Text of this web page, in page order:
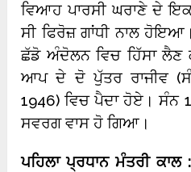
ਵਿਆਹ ਪਾਰਸੀ ਘਰਾਣੇ ਦੇ
ਸੀ ਫਿਰੋਜ਼ ਗਾਂਧੀ ਨਾਲ
ਛੱਡੋ ਅੰਦੋਲਨ ਵਿਚ ਹਿੱਸਾ ਲੈਣ
ਆਪ ਦੇ ਦੋ ਪੁੱਤਰ ਰਾਜੀਵ
1946) ਵਿਚ ਪੈਦਾ ਹੋਏ। ਸੰਨ
ਸਵਰਗ ਵਾਸ ਹੋ ਗਿਆ।
ਪਹਿਲਾ ਪ੍ਰਧਾਨ ਮੰਤਰੀ ਕਾਲ :